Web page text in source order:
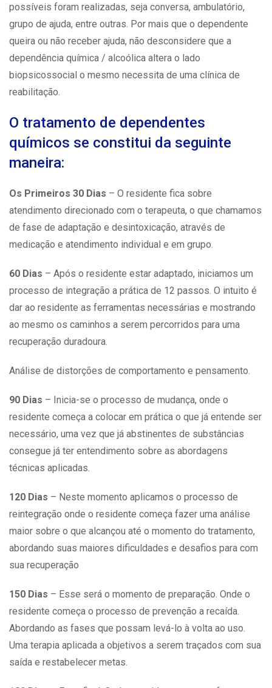
possíveis foram realizadas, seja conversa, ambulatório,
grupo de ajuda, entre outras. Por mais que o dependente
queira ou não receber ajuda, não desconsidere que a
dependência química / alcoólica altera o lado
biopsicossocial o mesmo necessita de uma clínica de
reabilitação.
O tratamento de dependentes
químicos se constitui da seguinte
maneira:
Os Primeiros 30 Dias – O residente fica sobre
atendimento direcionado com o terapeuta, o que chamamos
de fase de adaptação e desintoxicação, através de
medicação e atendimento individual e em grupo.
60 Dias – Após o residente estar adaptado, iniciamos um
processo de integração a prática de 12 passos. O intuito é
dar ao residente as ferramentas necessárias e mostrando
ao mesmo os caminhos a serem percorridos para uma
recuperação duradoura.
Análise de distorções de comportamento e pensamento.
90 Dias – Inicia-se o processo de mudança, onde o
residente começa a colocar em prática o que já entende ser
necessário, uma vez que já abstinentes de substâncias
consegue já ter entendimento sobre as abordagens
técnicas aplicadas.
120 Dias – Neste momento aplicamos o processo de
reintegração onde o residente começa fazer uma análise
maior sobre o que alcançou até o momento do tratamento,
abordando suas maiores dificuldades e desafios para com
sua recuperação
150 Dias – Esse será o momento de preparação. Onde o
residente começa o processo de prevenção a recaída.
Abordando as fases que possam levá-lo à volta ao uso.
Uma terapia aplicada a objetivos a serem traçados com sua
saída e restabelecer metas.